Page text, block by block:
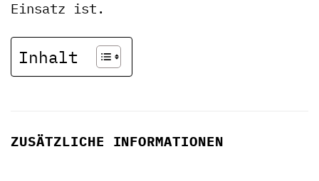
Einsatz ist.
Inhalt
ZUSÄTZLICHE INFORMATIONEN